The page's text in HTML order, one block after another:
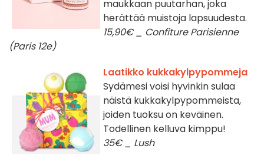
maukkaan puutarhan, joka
herättää muistoja lapsuudesta.
15,90€ _ Confiture Parisienne
(Paris 12e)
Laatikko kukkakylpypommeja
Sydämesi voisi hyvinkin sulaa
näistä kukkakylpypommeista,
joiden tuoksu on keväinen.
Todellinen kelluva kimppu!
35€ _ Lush